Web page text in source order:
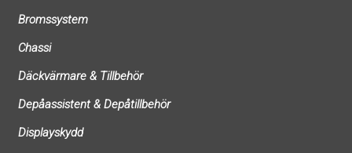
Bromssystem
Chassi
Däckvärmare & Tillbehör
Depåassistent & Depåtillbehör
Displayskydd